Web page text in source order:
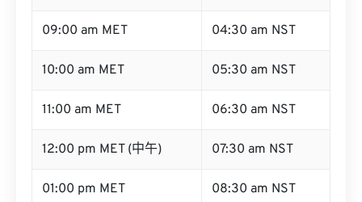
09:00 am MET 04:30 am NST
10:00 am MET 05:30 am NST
11:00 am MET 06:30 am NST
12:00 pm MET (中午) 07:30 am NST
01:00 pm MET 08:30 am NST